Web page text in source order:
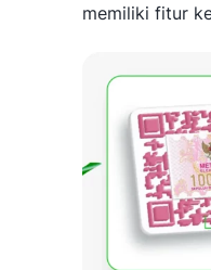
memiliki fitur